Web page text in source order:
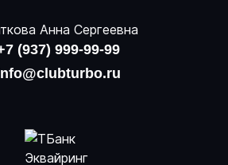
Анна Сергеевна
(937) 999-99-99